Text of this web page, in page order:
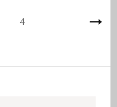
Page
4